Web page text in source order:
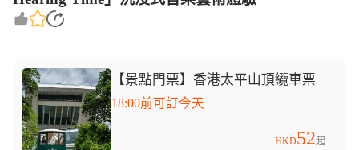
【景點門票】香港太平山頂纜車票
18:00前可訂今天
HKD52起